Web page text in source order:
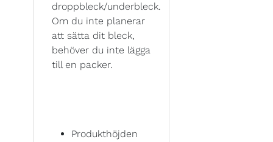
droppbleck/underbleck.
Om du inte planerar
att sätta dit bleck,
behöver du inte lägga
till en packer.
Produkthöjden